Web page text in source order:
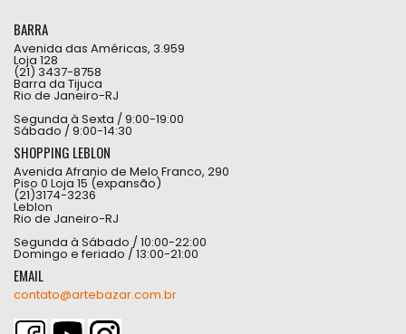
BARRA
Avenida das Américas, 3.959
Loja 128
(21) 3437-8758
Barra da Tijuca
Rio de Janeiro-RJ
Segunda à Sexta / 9:00-19:00
Sábado / 9:00-14:30
SHOPPING LEBLON
Avenida Afranio de Melo Franco, 290
Piso 0 Loja 15 (expansão)
(21)3174-3236
Leblon
Rio de Janeiro-RJ
Segunda à Sábado / 10:00-22:00
Domingo e feriado / 13:00-21:00
EMAIL
contato@artebazar.com.br